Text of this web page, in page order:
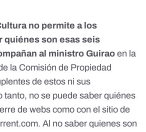
no permite a los
quiénes son esas seis
al ministro Guirao en la
la Comisión de Propiedad
de estos ni sus
tanto, no se puede saber quiénes
de webs como con el sitio de
. Al no saber quienes son